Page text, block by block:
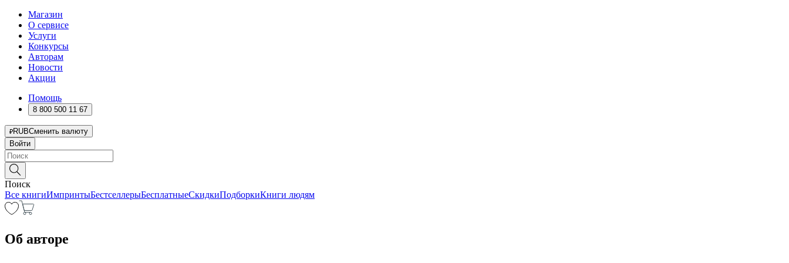
Магазин
О сервисе
Услуги
Конкурсы
Авторам
Новости
Акции
Помощь
8 800 500 11 67
RUBСменить валюту
Войти
Поиск
Все книгиИмпринтыБестселлерыБесплатныеСкидкиПодборкиКниги людям
Об авторе